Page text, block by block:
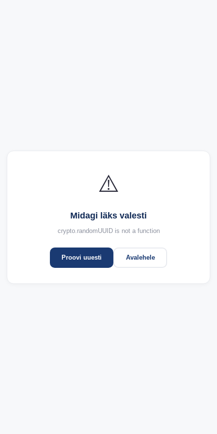
⚠️
Midagi läks valesti
crypto.randomUUID is not a function
Proovi uuesti Avalehele